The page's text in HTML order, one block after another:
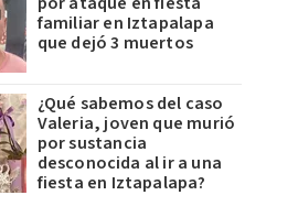
familiar en Iztapalapa
que dejó 3 muertos
¿Qué sabemos del caso
Valeria, joven que murió
por sustancia
desconocida al ir a una
fiesta en Iztapalapa?